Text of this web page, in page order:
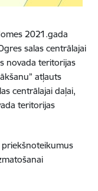
2021.gada
salas centrālajai
novada teritorijas
atļauts
centrālajai daļai,
teritorijas